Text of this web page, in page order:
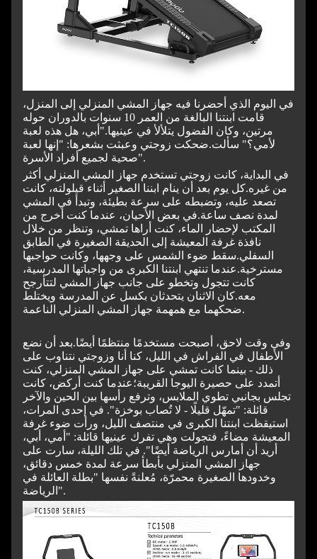
في اليوم الذي أحضرنا فيه جهاز المشي المنزلي إلى المنزل،
قامت ابنتنا البالغة من العمر 10 سنوات بالدوران حوله
مرتين، وكان الفضول يتلألأ في عينيها."أبي، هل هذه لعبة
لأمي؟" سألت.ضحكت زوجتي وعبثت بشعرها: "إنها لعبة
صحية لجميع أفراد الأسرة".
في البداية، كانت زوجتي تستخدم جهاز المشي المنزلي أكثر
من غيره.كل يوم بعد أن ينام ابننا الصغير أثناء قيلولته، كانت
تصعد عليه، وتضبطه على سرعة بطيئة، وتبدأ في المشي
لمدة نصف ساعة.في بعض الأحيان، عندما كنت أخرج من
المكتب لإحضار الماء، كنت أراها تمشي، وتنظر من خلال
نافذة غرفة المعيشة إلى الحديقة الصغيرة في الطابق
السفلي.سقط ضوء الشمس على وجهها، وكانت حواجبها
مسترخية.عندما تنتهي ابنتنا الكبرى من واجباتها المدرسية،
كانت تتجول وتخطو على جانب جهاز المشي لتتأرجح
معه.كان الاثنان يتحدثان بكسل عن المدرسة ويختلط
ضحكهما مع همهمة جهاز المشي المنزلي الناعمة.
وفي وقت لاحق، أصبحت مستخدمًا منتظمًا أيضًا.بعد أن نضع
الأطفال في الفراش في الليل، كنا أنا وزوجتي نتناوب على
ذلك - بينما كانت تمشي على جهاز المشي المنزلي، كنت
أتمدد على حصيرة اليوجا القريبة؛عندما كنت أركض، كانت
تجلس بجانبي تطوي الملابس، وترفع رأسها بين الحين والآخر
قائلة: "تمهّل قليلًا - لا تُصاب بوخزة". في إحدى المرات،
استيقظت ابنتنا الكبرى في منتصف الليل، ورأت ضوء غرفة
المعيشة مضاءً، فتجولت وهي تفرك عينيها قائلة: "أمي، أبي،
أريد أن أمارس الرياضة أيضًا". في تلك الليلة، سارت على
جهاز المشي المنزلي بأبطأ سرعة لمدة خمس دقائق،
وخدودها الصغيرة محمرّة، مُعلنةً نفسها "بطلة العائلة في
الرياضة".